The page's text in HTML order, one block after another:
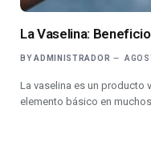
La Vaselina:
BY ADMINISTRADOR
La vaselina es un producto
elemento básico en